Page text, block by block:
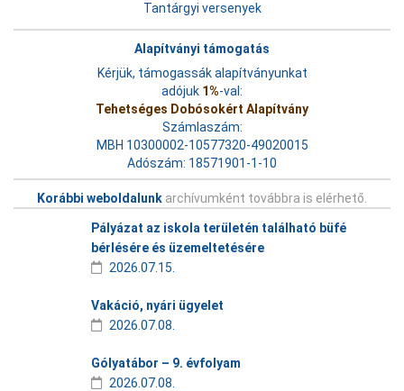
Tantárgyi versenyek
Alapítványi támogatás
Kérjük, támogassák alapítványunkat
adójuk 1%-val:
Tehetséges Dobósokért Alapítvány
Számlaszám:
MBH 10300002-10577320-49020015
Adószám: 18571901-1-10
Korábbi weboldalunk archívumként továbbra is elérhető.
Pályázat az iskola területén található büfé
bérlésére és üzemeltetésére
2026.07.15.
Vakáció, nyári ügyelet
2026.07.08.
Gólyatábor – 9. évfolyam
2026.07.08.